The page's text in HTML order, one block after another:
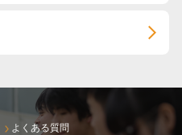
よくある質問